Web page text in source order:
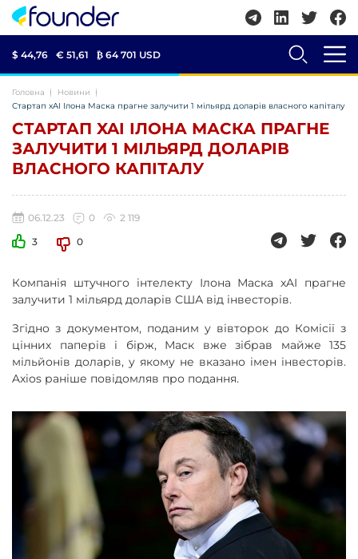
$ 44,76 € 51,61 ₿ 64 701 USD
Головна
Новини
Стартап xAI Ілона Маска прагне залучити 1 мільярд доларів власного капіталу
СТАРТАП XAI ІЛОНА МАСКА ПРАГНЕ
ЗАЛУЧИТИ 1 МІЛЬЯРД ДОЛАРІВ
ВЛАСНОГО КАПІТАЛУ
06.12.23 0
2 119
3
0
Компанія штучного інтелекту Ілона Маска xAI прагне
залучити 1 мільярд доларів США від інвесторів.
Згідно з документом, поданим у вівторок до Комісії з
цінних паперів і бірж, Маск вже зібрав майже 135
мільйонів доларів, у якому не вказано імен інвесторів.
Axios раніше повідомляв про подання.